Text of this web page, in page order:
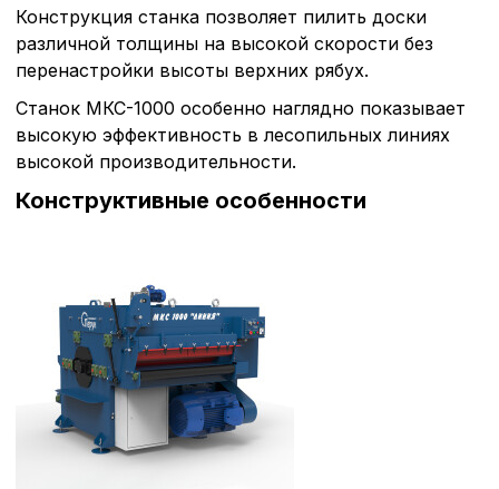
Конструкция станка позволяет пилить доски
различной толщины на высокой скорости без
перенастройки высоты верхних рябух.
Станок МКС-1000 особенно наглядно показывает
высокую эффективность в лесопильных линиях
высокой производительности.
Конструктивные особенности